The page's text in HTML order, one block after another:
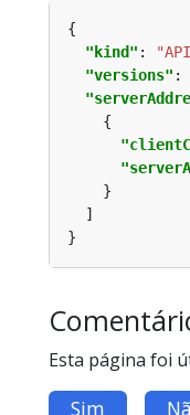
"kind" :
"versions" :
Esta página foi
Sim